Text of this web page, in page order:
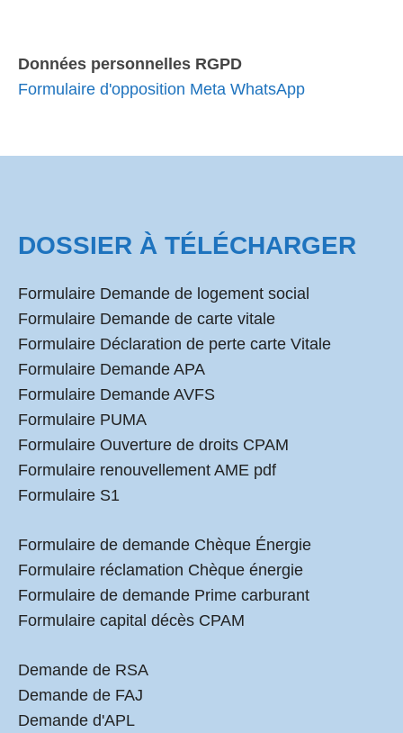
Données personnelles RGPD
Formulaire d'opposition Meta WhatsApp
DOSSIER À TÉLÉCHARGER
Formulaire Demande de logement social
Formulaire Demande de carte vitale
Formulaire Déclaration de perte carte Vitale
Formulaire Demande APA
Formulaire Demande AVFS
Formulaire PUMA
Formulaire Ouverture de droits CPAM
Formulaire renouvellement AME pdf
Formulaire S1
Formulaire de demande Chèque Énergie
Formulaire réclamation Chèque énergie
Formulaire de demande Prime carburant
Formulaire capital décès CPAM
Demande de RSA
Demande de FAJ
Demande d'APL